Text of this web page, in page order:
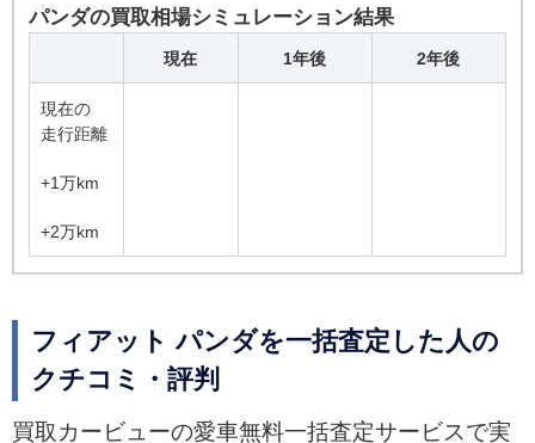
パンダの買取相場シミュレーション結果
現在 1年後 2年後
現在の
走行距離
+1万km
+2万km
フィアット パンダを一括査定した人の
クチコミ・評判
買取カービューの愛車無料一括査定サービスで実